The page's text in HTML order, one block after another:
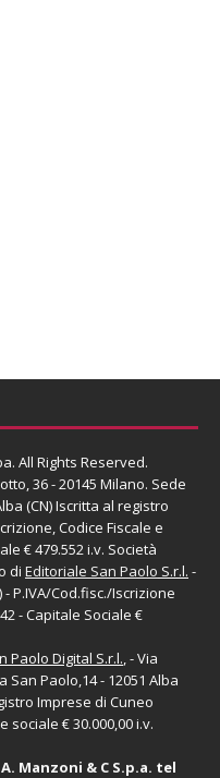
All Rights Reserved.
36 - 20145 Milano. Sede
(CN) Iscritta al registro
Codice Fiscale e
€ 479.552 i.v. Società
di Editoriale San Paolo S.r.l. -
- P.IVA/Cod.fisc./Iscrizione
- Capitale Sociale €
Paolo Digital S.r.l., - Via
San Paolo,14 - 12051 Alba
Imprese di Cuneo
sociale € 30.000,00 i.v.
A. Manzoni & C S.p.a. tel